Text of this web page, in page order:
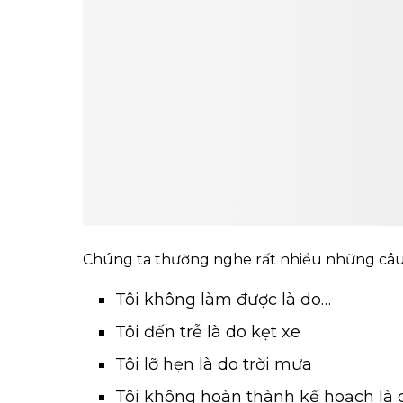
Chúng ta thường nghe rất nhiều những
Tôi không làm được là do…
Tôi đến trễ là do kẹt xe
Tôi lỡ hẹn là do trời mưa
Tôi không hoàn thành kế hoạch là